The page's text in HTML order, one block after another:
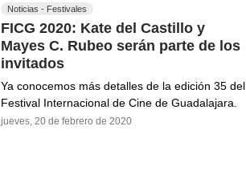
Noticias - Festivales
FICG 2020: Kate del Castillo y
Mayes C. Rubeo serán parte de los
invitados
Ya conocemos más detalles de la edición 35 del
Festival Internacional de Cine de Guadalajara.
jueves, 20 de febrero de 2020